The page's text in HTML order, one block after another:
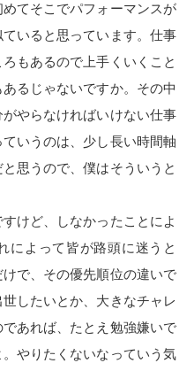
てそこでパフォーマンスが
いると思っています。仕事
もあるので上手くいくこと
るじゃないですか。その中
やらなければいけない仕事
いうのは、少し長い時間軸
思うので、僕はそういうと
けど、しなかったことによ
によって皆が路頭に迷うと
で、その優先順位の違いで
したいとか、大きなチャレ
あれば、たとえ勉強嫌いで
やりたくないなっていう気